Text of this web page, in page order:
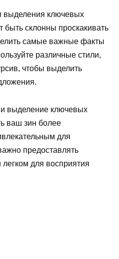
выделения ключевых
быть склонны проскакивать
самые важные факты
различные стили,
чтобы выделить
выделение ключевых
ваш зин более
для
предоставлять
для восприятия